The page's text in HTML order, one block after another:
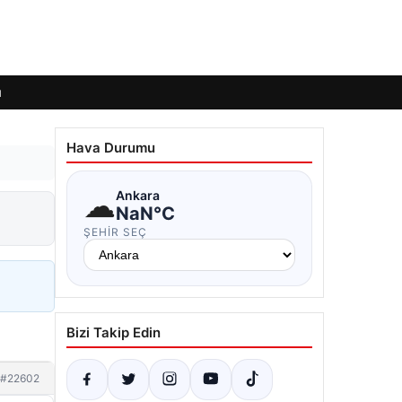
#22602
Hava Durumu
☁Ankara
NaN°C
ŞEHIR SEÇ
Bizi Takip Edin